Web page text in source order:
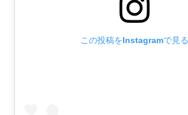
この投稿をInstagramで見る